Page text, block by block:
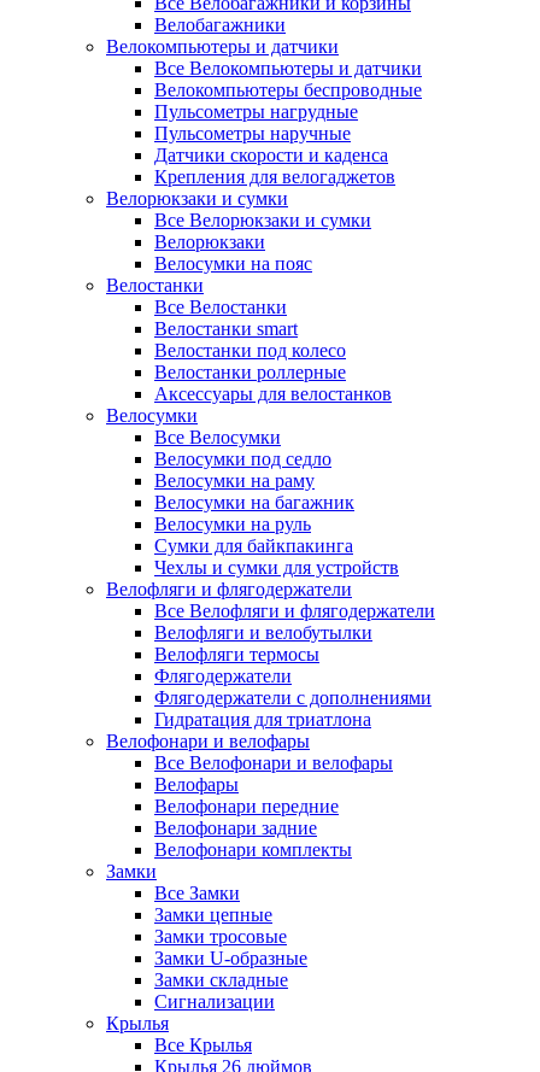
Велобагажники
Велокомпьютеры и датчики
Все Велокомпьютеры и датчики
Велокомпьютеры беспроводные
Пульсометры нагрудные
Пульсометры наручные
Датчики скорости и каденса
Крепления для велогаджетов
Велорюкзаки и сумки
Все Велорюкзаки и сумки
Велорюкзаки
Велосумки на пояс
Велостанки
Все Велостанки
Велостанки smart
Велостанки под колесо
Велостанки роллерные
Аксессуары для велостанков
Велосумки
Все Велосумки
Велосумки под седло
Велосумки на раму
Велосумки на багажник
Велосумки на руль
Сумки для байкпакинга
Чехлы и сумки для устройств
Велофляги и флягодержатели
Все Велофляги и флягодержатели
Велофляги и велобутылки
Велофляги термосы
Флягодержатели
Флягодержатели с дополнениями
Гидратация для триатлона
Велофонари и велофары
Все Велофонари и велофары
Велофары
Велофонари передние
Велофонари задние
Велофонари комплекты
Замки
Все Замки
Замки цепные
Замки тросовые
Замки U-образные
Замки складные
Сигнализации
Крылья
Все Крылья
Крылья 26 дюймов